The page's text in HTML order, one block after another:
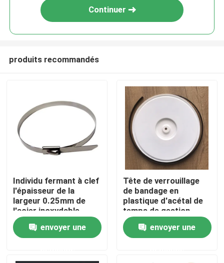
Accueil
A propos de nous
Contacts
Continuer
produits recommandés
Individu fermant à clef
l'épaisseur de la
largeur 0.25mm de
l'acier inoxydable
7.9mm des serres-
câble 316 de
fermeture éclair
envoyer une
Tête de verrouillage
de bandage en
plastique d'acétal de
temps de gestion
résistante de serre-
câble
envoyer une